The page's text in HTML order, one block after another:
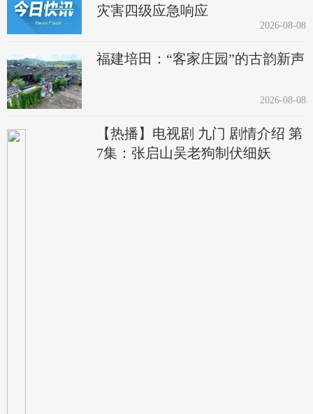
灾害四级应急响应
2026-08-08
福建培田：“客家庄园”的古韵新声
2026-08-08
【热播】电视剧 九门 剧情介绍 第
7集：张启山吴老狗制伏细妖